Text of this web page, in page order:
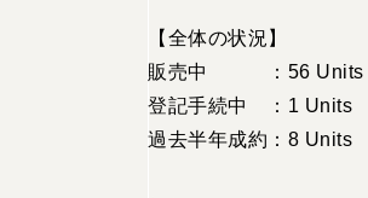
【全体の状況】
販売中 ：56 Units
登記手続中 ：1 Units
過去半年成約：8 Units